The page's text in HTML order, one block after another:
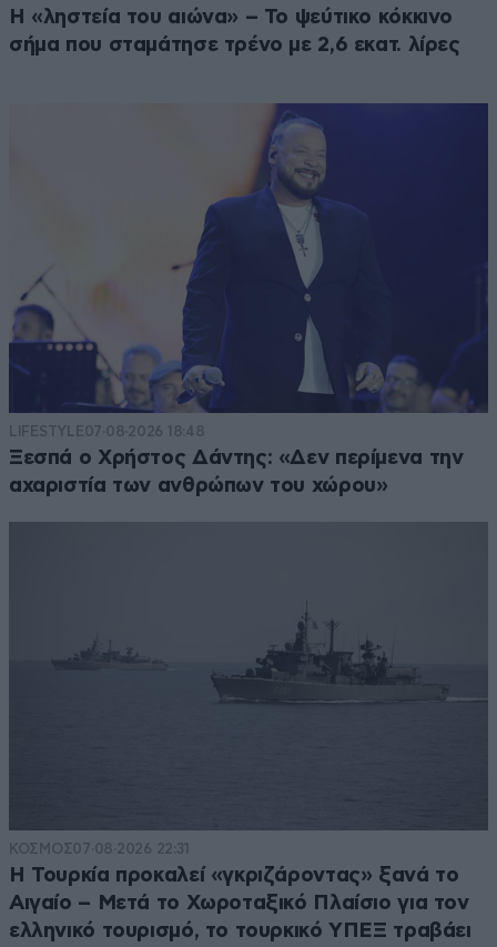
Η «ληστεία του αιώνα» – Το ψεύτικο κόκκινο
σήμα που σταμάτησε τρένο με 2,6 εκατ. λίρες
LIFESTYLE07·08·2026 18:48
Ξεσπά ο Χρήστος Δάντης: «Δεν περίμενα την
αχαριστία των ανθρώπων του χώρου»
ΚΟΣΜΟΣ07·08·2026 22:31
Η Τουρκία προκαλεί «γκριζάροντας» ξανά το
Αιγαίο – Μετά το Χωροταξικό Πλαίσιο για τον
ελληνικό τουρισμό, το τουρκικό ΥΠΕΞ τραβάει